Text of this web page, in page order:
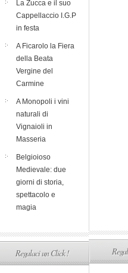
La Zucca e il suo
Cappellaccio I.G.P
in festa
A Ficarolo la Fiera
della Beata
Vergine del
Carmine
A Monopoli i vini
naturali di
Vignaioli in
Masseria
Belgioioso
Medievale: due
giorni di storia,
spettacolo e
magia
Regalaci un Click !